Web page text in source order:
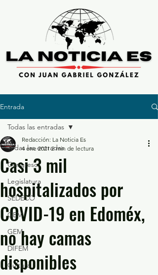
Entrada
Todas las entradas
Congreso
Legislatura
SEDECO
GEM
GEM
DIFEM
Cultura
Todas las entradas
Casi 3 mil
hospitalizados por
COVID-19 en Edoméx,
no hay camas
disponibles
Redacción: La Noticia Es
4 ene 2021 2 min de lectura